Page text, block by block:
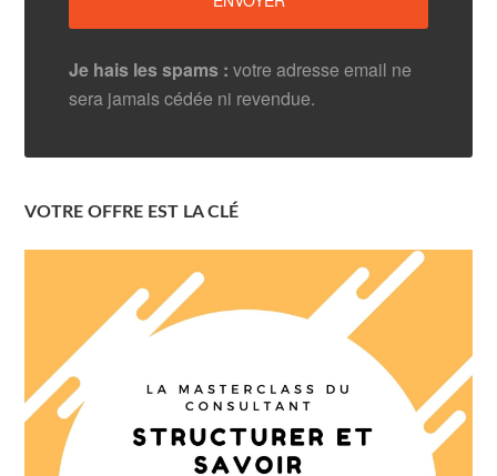
Je hais les spams : votre adresse email ne
sera jamais cédée ni revendue.
VOTRE OFFRE EST LA CLÉ